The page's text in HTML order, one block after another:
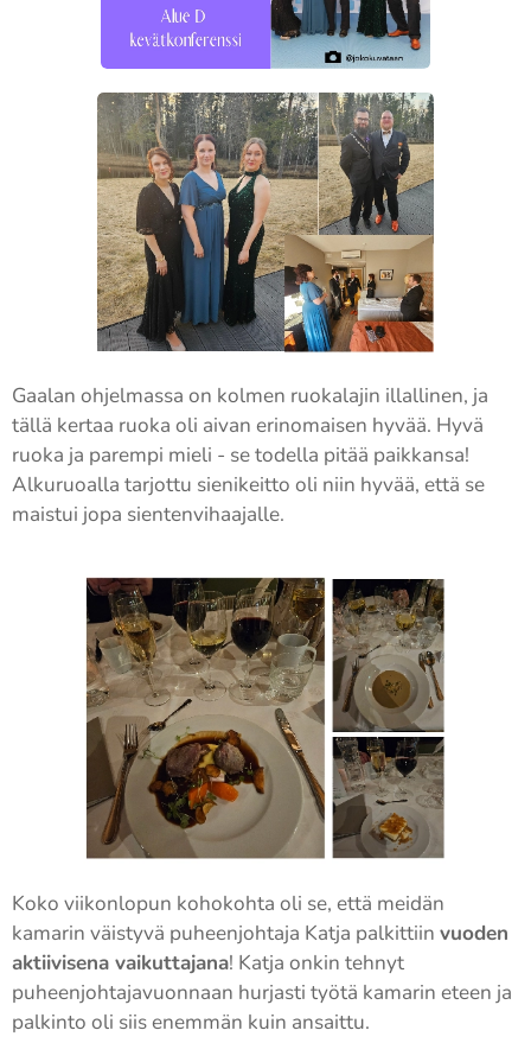
Gaalan ohjelmassa on kolmen ruokalajin illallinen, ja
tällä kertaa ruoka oli aivan erinomaisen hyvää. Hyvä
ruoka ja parempi mieli - se todella pitää paikkansa!
Alkuruoalla tarjottu sienikeitto oli niin hyvää, että se
maistui jopa sientenvihaajalle.
Koko viikonlopun kohokohta oli se, että meidän
kamarin väistyvä puheenjohtaja Katja palkittiin vuoden
aktiivisena vaikuttajana! Katja onkin tehnyt
puheenjohtajavuonnaan hurjasti työtä kamarin eteen ja
palkinto oli siis enemmän kuin ansaittu.